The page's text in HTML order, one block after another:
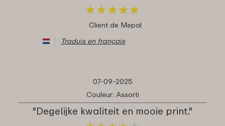
★★★★★
★★★★★
Client de Mepal
Traduis en français
07-09-2025
Couleur: Assorti
"Degelijke kwaliteit en mooie print."